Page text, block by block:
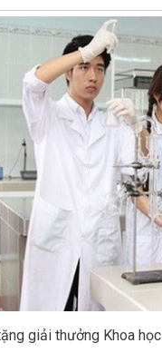
giải thưởng Khoa